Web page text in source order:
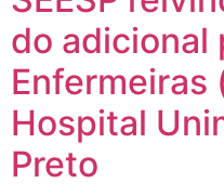
do adicional
Enfermeiras
Hospital
Preto